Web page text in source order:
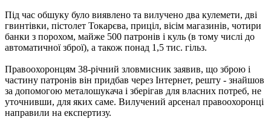
Під час обшуку було виявлено та вилучено два кулемети, дві
гвинтівки, пістолет Токарєва, приціл, вісім магазинів, чотири
банки з порохом, майже 500 патронів і куль (в тому числі до
автоматичної зброї), а також понад 1,5 тис. гільз.
Правоохоронцям 38-річний зловмисник заявив, що зброю і
частину патронів він придбав через Інтернет, решту - знайшов
за допомогою металошукача і зберігав для власних потреб, не
уточнивши, для яких саме. Вилучений арсенал правоохоронці
направили на експертизу.